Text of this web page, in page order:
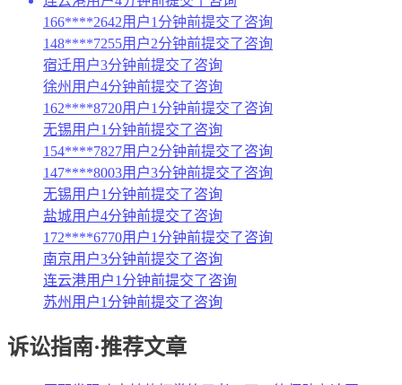
166****2642用户1分钟前提交了咨询
148****7255用户2分钟前提交了咨询
宿迁用户3分钟前提交了咨询
徐州用户4分钟前提交了咨询
162****8720用户1分钟前提交了咨询
无锡用户1分钟前提交了咨询
154****7827用户2分钟前提交了咨询
147****8003用户3分钟前提交了咨询
无锡用户1分钟前提交了咨询
盐城用户4分钟前提交了咨询
172****6770用户1分钟前提交了咨询
南京用户3分钟前提交了咨询
连云港用户1分钟前提交了咨询
苏州用户1分钟前提交了咨询
诉讼指南·推荐文章